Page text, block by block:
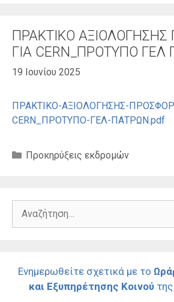
ΠΡΑΚΤΙΚΟ
ΓΙΑ CERN_ΠΡΟΤΥΠΟ
19 Ιουνίου 2025
ΠΡΑΚΤΙΚΟ-ΑΞΙΟΛΟΓΗΣΗΣ-
CERN_ΠΡΟΤΥΠΟ-ΓΕΛ-ΠΑΤΡΩΝ.pdf
Κατηγορίες
Προκηρύξεις εκδρομών
Αναζήτηση
Ενημερωθείτε σχετικά με το
και Εξυπηρέτησης Κοινού